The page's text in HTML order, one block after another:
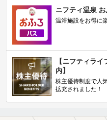
ニフティ温泉
温浴施設をお得に
【ニフティラ
内】
株主優待制度で人
拡充されました！